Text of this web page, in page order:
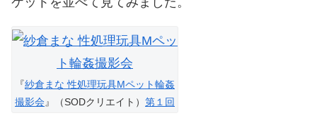
『紗倉まな 性処理玩具Mペット輪姦
撮影会』（SODクリエイト） 第１回